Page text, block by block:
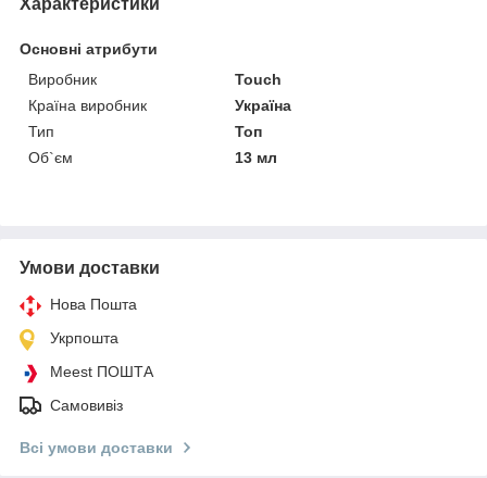
Основні атрибути
Виробник
Touch
Країна виробник
Україна
Тип
Топ
Об`єм
13 мл
Умови доставки
Нова Пошта
Укрпошта
Meest ПОШТА
Самовивіз
Всі умови доставки